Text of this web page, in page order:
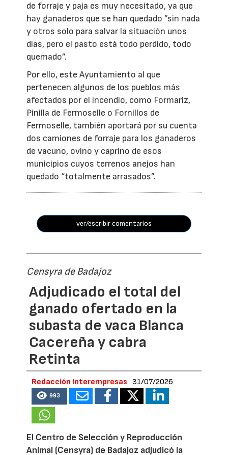
de forraje y paja es muy necesitado, ya que
hay ganaderos que se han quedado ”sin nada
y otros solo para salvar la situación unos
días, pero el pasto está todo perdido, todo
quemado”.
Por ello, este Ayuntamiento al que
pertenecen algunos de los pueblos más
afectados por el incendio, como Formariz,
Pinilla de Fermoselle o Fornillos de
Fermoselle, también aportará por su cuenta
dos camiones de forraje para los ganaderos
de vacuno, ovino y caprino de esos
municipios cuyos terrenos anejos han
quedado “totalmente arrasados”.
ver/escribir comentarios
Censyra de Badajoz
Adjudicado el total del
ganado ofertado en la
subasta de vaca Blanca
Cacereña y cabra
Retinta
Redacción Interempresas 31/07/2026
993
El Centro de Selección y Reproducción
Animal (Censyra) de Badajoz adjudicó la